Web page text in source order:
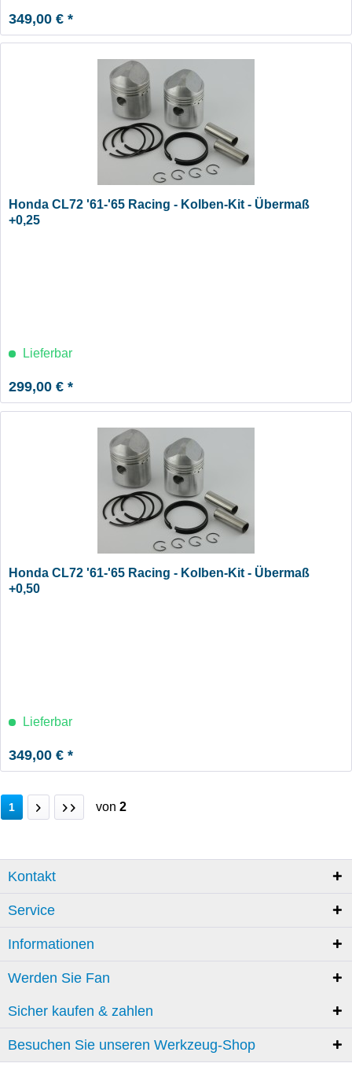
349,00 € *
Honda CL72 '61-'65 Racing - Kolben-Kit - Übermaß
+0,25
Lieferbar
299,00 € *
Honda CL72 '61-'65 Racing - Kolben-Kit - Übermaß
+0,50
Lieferbar
349,00 € *
1 von 2
Kontakt
Service
Informationen
Werden Sie Fan
Sicher kaufen & zahlen
Besuchen Sie unseren Werkzeug-Shop